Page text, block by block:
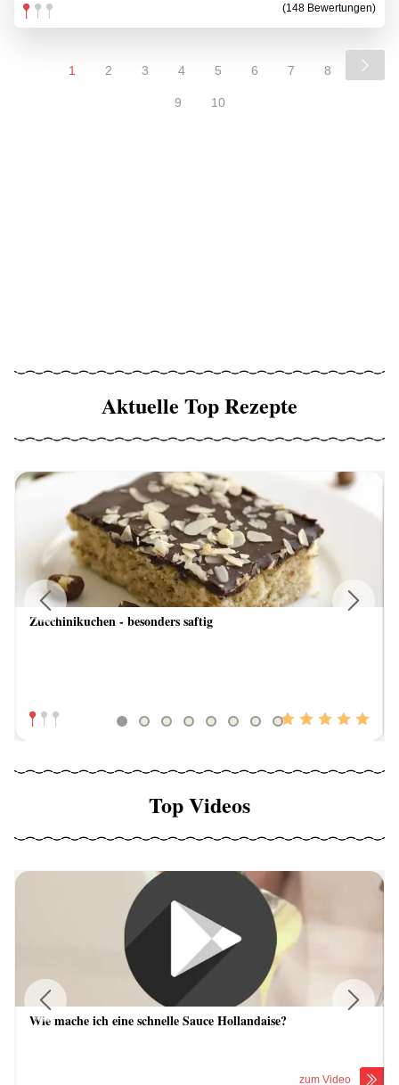
(148 Bewertungen)
1 2 3 4 5 6 7 8
9 10
Aktuelle Top Rezepte
Zucchinikuchen - besonders saftig
Previous
Top Videos
Wie mache ich eine schnelle Sauce Hollandaise?
zum Video
Previous